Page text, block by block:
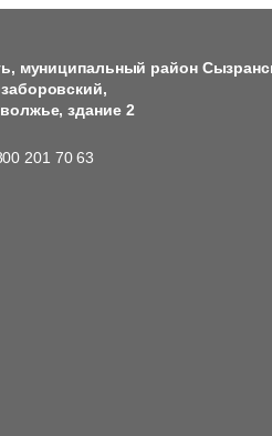
муниципальный район
здание 2
201 70 63